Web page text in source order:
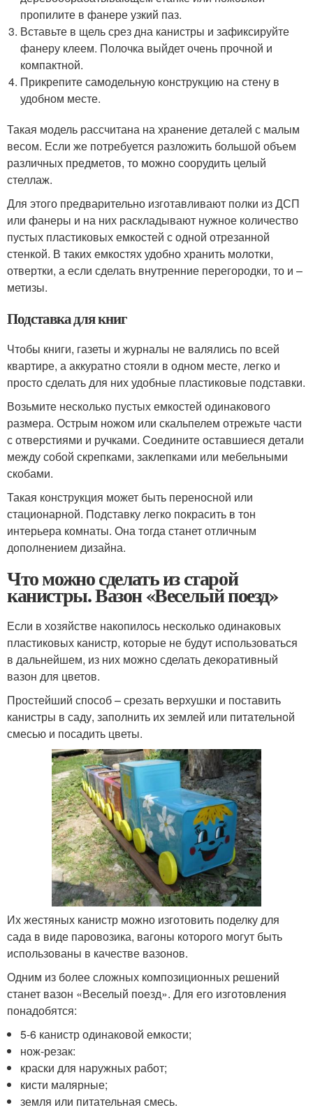
пропилите в фанере узкий паз.
Вставьте в щель срез дна канистры и зафиксируйте
фанеру клеем. Полочка выйдет очень прочной и
компактной.
Прикрепите самодельную конструкцию на стену в
удобном месте.
Такая модель рассчитана на хранение деталей с малым
весом. Если же потребуется разложить большой объем
различных предметов, то можно соорудить целый
стеллаж.
Для этого предварительно изготавливают полки из ДСП
или фанеры и на них раскладывают нужное количество
пустых пластиковых емкостей с одной отрезанной
стенкой. В таких емкостях удобно хранить молотки,
отвертки, а если сделать внутренние перегородки, то и –
метизы.
Подставка для книг
Чтобы книги, газеты и журналы не валялись по всей
квартире, а аккуратно стояли в одном месте, легко и
просто сделать для них удобные пластиковые подставки.
Возьмите несколько пустых емкостей одинакового
размера. Острым ножом или скальпелем отрежьте части
с отверстиями и ручками. Соедините оставшиеся детали
между собой скрепками, заклепками или мебельными
скобами.
Такая конструкция может быть переносной или
стационарной. Подставку легко покрасить в тон
интерьера комнаты. Она тогда станет отличным
дополнением дизайна.
Что можно сделать из старой
канистры. Вазон «Веселый поезд»
Если в хозяйстве накопилось несколько одинаковых
пластиковых канистр, которые не будут использоваться
в дальнейшем, из них можно сделать декоративный
вазон для цветов.
Простейший способ – срезать верхушки и поставить
канистры в саду, заполнить их землей или питательной
смесью и посадить цветы.
Их жестяных канистр можно изготовить поделку для
сада в виде паровозика, вагоны которого могут быть
использованы в качестве вазонов.
Одним из более сложных композиционных решений
станет вазон «Веселый поезд». Для его изготовления
понадобятся:
5-6 канистр одинаковой емкости;
нож-резак:
краски для наружных работ;
кисти малярные;
земля или питательная смесь.